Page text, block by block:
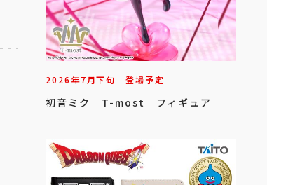
2026年7月下旬 登場予定
初音ミク T-most フィギュア